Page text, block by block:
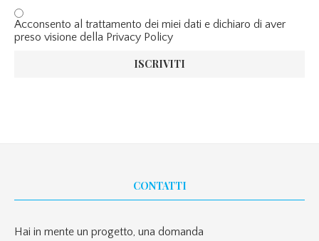
Acconsento al trattamento dei miei dati e dichiaro di aver
preso visione della Privacy Policy
CONTATTI
Hai in mente un progetto, una domanda